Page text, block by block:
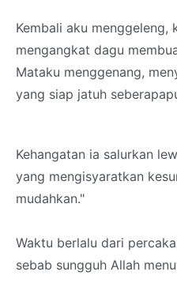
Kembali aku menggeleng,
mengangkat dagu
Mataku menggenang,
yang siap jatuh
Kehangatan ia salurkan
yang mengisyaratkan
mudahkan."
Waktu berlalu dari
sebab sungguh Allah